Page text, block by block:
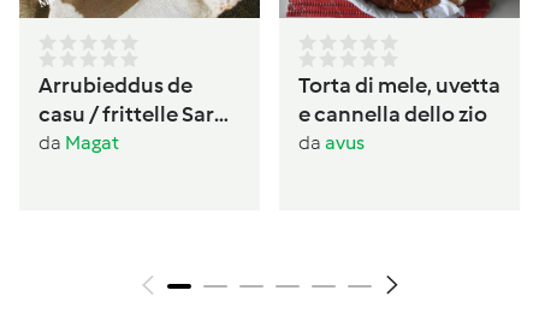
Arrubieddus de
casu / frittelle Sarde
al formaggio di
da Magat
Torta di mele, uvetta
e cannella dello zio
da avus